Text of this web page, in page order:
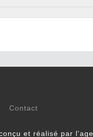
Contact
et réalisé par